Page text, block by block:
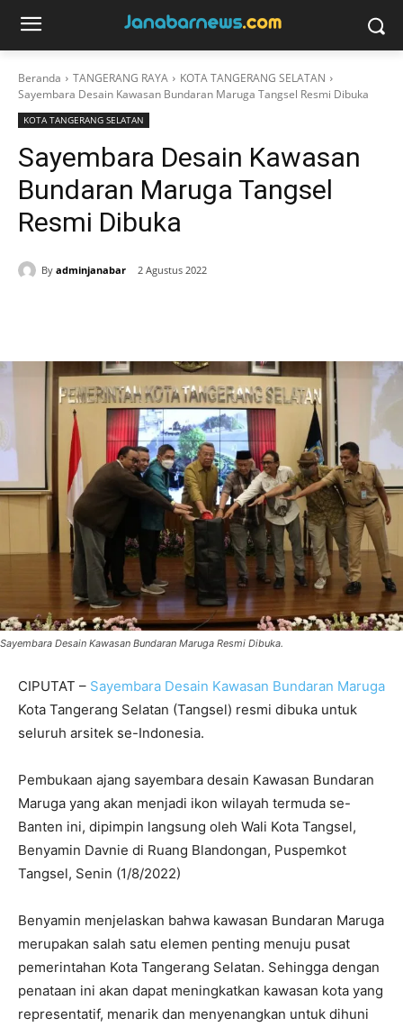
Beranda TANGERANG RAYA
KOTA TANGERANG SELATAN
Sayembara Desain Kawasan Bundaran Maruga Tangsel Resmi Dibuka
KOTA TANGERANG SELATAN
Sayembara Desain Kawasan
Bundaran Maruga Tangsel
Resmi Dibuka
By adminjanabar 2 Agustus 2022
Sayembara Desain Kawasan Bundaran Maruga Resmi Dibuka.
CIPUTAT – Sayembara Desain Kawasan Bundaran Maruga
Kota Tangerang Selatan (Tangsel) resmi dibuka untuk
seluruh arsitek se-Indonesia.
Pembukaan ajang sayembara desain Kawasan Bundaran
Maruga yang akan menjadi ikon wilayah termuda se-
Banten ini, dipimpin langsung oleh Wali Kota Tangsel,
Benyamin Davnie di Ruang Blandongan, Puspemkot
Tangsel, Senin (1/8/2022)
Benyamin menjelaskan bahwa kawasan Bundaran Maruga
merupakan salah satu elemen penting menuju pusat
pemerintahan Kota Tangerang Selatan. Sehingga dengan
penataan ini akan dapat meningkatkan kawasan kota yang
representatif, menarik dan menyenangkan untuk dihuni